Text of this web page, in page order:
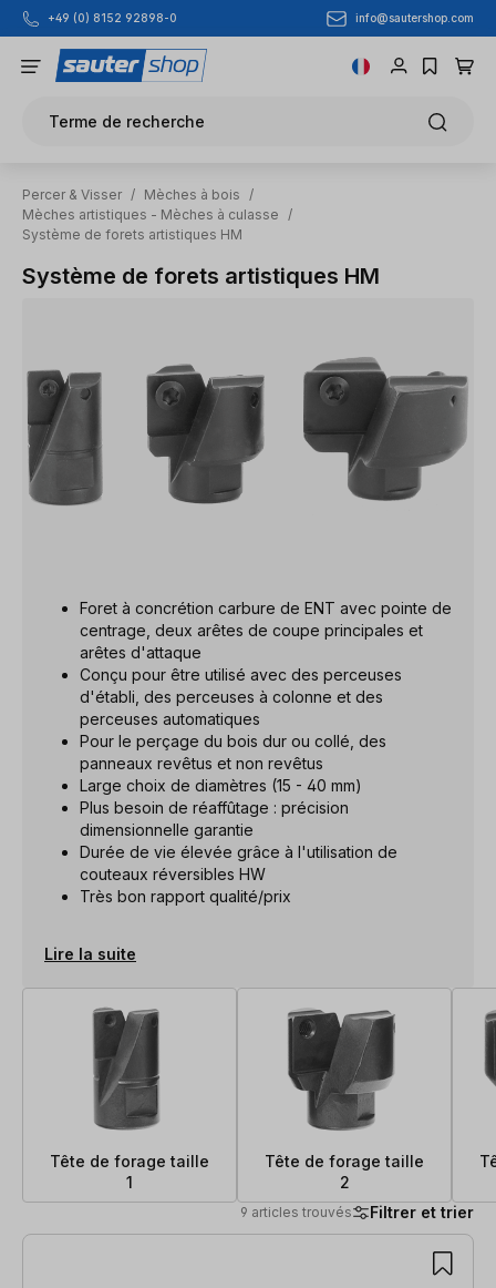
Passer au contenu principal
+49 (0) 8152 92898-0 info@sautershop.com
Terme de recherche
Percer & Visser / Mèches à bois
/
Mèches artistiques - Mèches à culasse
/
Système de forets artistiques HM
Système de forets artistiques HM
Foret à concrétion carbure de ENT avec pointe de
centrage, deux arêtes de coupe principales et
arêtes d'attaque
Conçu pour être utilisé avec des perceuses
d'établi, des perceuses à colonne et des
perceuses automatiques
Pour le perçage du bois dur ou collé, des
panneaux revêtus et non revêtus
Large choix de diamètres (15 - 40 mm)
Plus besoin de réaffûtage : précision
dimensionnelle garantie
Durée de vie élevée grâce à l'utilisation de
couteaux réversibles HW
Très bon rapport qualité/prix
Lire la suite
Tête de forage taille
1
Tête de forage taille
2
9 articles trouvés Filtrer et trier
9 articles trouvés